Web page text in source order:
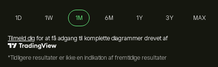
1D 1W 1M 6M 1Y 3Y MAX
Tilmeld dig for at få adgang til komplette diagrammer drevet af
*Tidligere resultater er ikke en indikation af fremtidige resultater